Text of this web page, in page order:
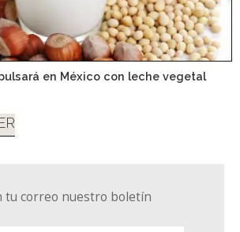
en México con leche vegetal
tu correo nuestro boletín